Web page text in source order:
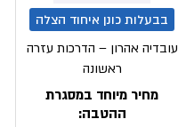
בבעלות כונן איחוד הצלה
עובדיה אהרון – הדרכות עזרה
ראשונה
מחיר מיוחד במסגרת
ההטבה: